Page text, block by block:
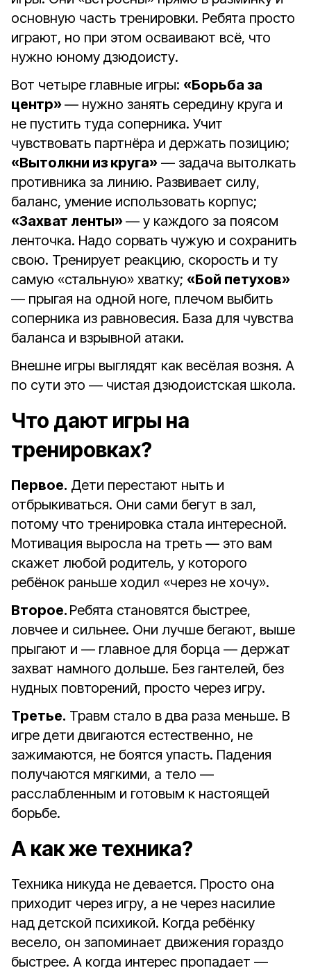
основную часть тренировки. Ребята просто
играют, но при этом осваивают всё, что
нужно юному дзюдоисту.
Вот четыре главные игры: «Борьба за
центр»— нужно занять середину круга и
не пустить туда соперника. Учит
чувствовать партнёра и держать позицию;
«Вытолкни из круга» — задача вытолкать
противника за линию. Развивает силу,
баланс, умение использовать корпус;
«Захват ленты»— у каждого за поясом
ленточка. Надо сорвать чужую и сохранить
свою. Тренирует реакцию, скорость и ту
самую «стальную» хватку; «Бой петухов»
— прыгая на одной ноге, плечом выбить
соперника из равновесия. База для чувства
баланса и взрывной атаки.
Внешне игры выглядят как весёлая возня. А
по сути это — чистая дзюдоистская школа.
Что дают игры на
тренировках?
Первое. Дети перестают ныть и
отбрыкиваться. Они сами бегут в зал,
потому что тренировка стала интересной.
Мотивация выросла на треть — это вам
скажет любой родитель, у которого
ребёнок раньше ходил «через не хочу».
Второе. Ребята становятся быстрее,
ловчее и сильнее. Они лучше бегают, выше
прыгают и — главное для борца — держат
захват намного дольше. Без гантелей, без
нудных повторений, просто через игру.
Третье. Травм стало в два раза меньше. В
игре дети двигаются естественно, не
зажимаются, не боятся упасть. Падения
получаются мягкими, а тело —
расслабленным и готовым к настоящей
борьбе.
А как же техника?
Техника никуда не девается. Просто она
приходит через игру, а не через насилие
над детской психикой. Когда ребёнку
весело, он запоминает движения гораздо
быстрее. А когда интерес пропадает —